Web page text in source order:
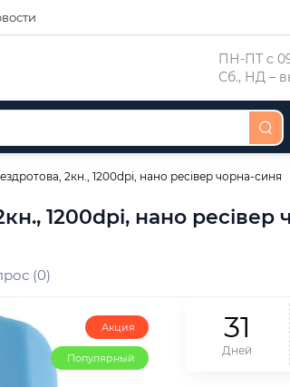
ПН-ПТ с
Сб., НД –
2кн., 1200dpi, нано ресівер чорна-синя
1200dpi, нано ресівер
(0)
Акция
Популярный
31
Дней